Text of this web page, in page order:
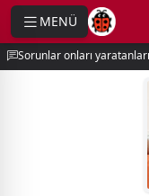
MENÜ
Sorunlar onları
menu